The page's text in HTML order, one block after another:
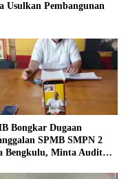
Usulkan Pembangunan
Bongkar Dugaan
SPMB SMPN 2
Bengkulu, Minta Audit